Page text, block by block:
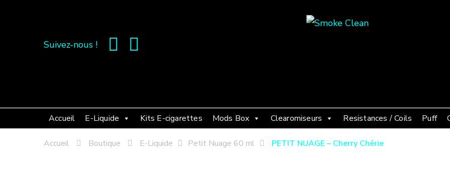
Suivez-nous !
Accueil E-Liquide Kits E-cigarettes Mods Box Clearomiseurs Resistances / Coils Puff
Accueil Boutique E-Liquide Petit Nuage 60 ml PETIT NUAGE – Cherry Chérie